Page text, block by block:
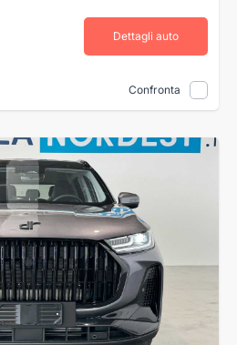
Dettagli auto
Confronta